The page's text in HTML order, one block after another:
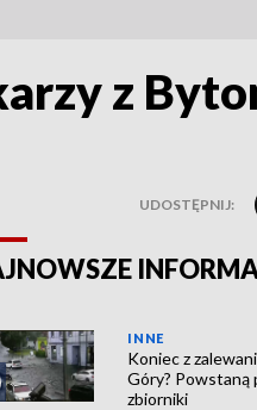
z
UDOSTĘPNIJ:
INNE
Koniec z
Góry? Powstaną
zbiorniki